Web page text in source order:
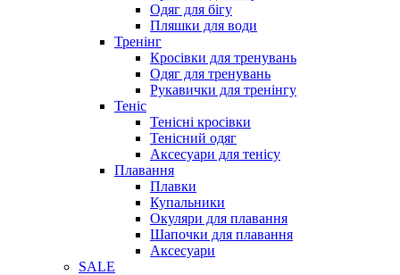
Одяг для бігу
Пляшки для води
Тренінг
Кросівки для тренувань
Одяг для тренувань
Рукавички для тренінгу
Теніс
Тенісні кросівки
Тенісний одяг
Аксесуари для тенісу
Плавання
Плавки
Купальники
Окуляри для плавання
Шапочки для плавання
Аксесуари
SALE